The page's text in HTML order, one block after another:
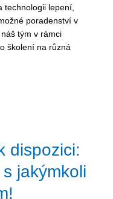
technologii lepení,
poradenství v
tým v rámci
školení na různá
dispozici:
jakýmkoli